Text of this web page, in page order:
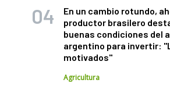
En un cambio rotundo,
productor brasilero
buenas condiciones del
argentino para invertir:
motivados"
Agricultura